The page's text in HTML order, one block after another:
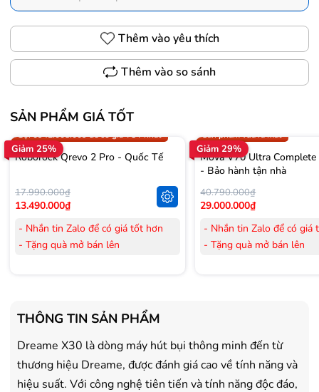
Thêm vào yêu thích
Thêm vào so sánh
SẢN PHẨM GIÁ TỐT
Giảm 25%
Trợ giá 300.000đ
Gọi 0942.008.009 để có giá TỐT nhất
Roborock Qrevo 2 Pro - Quốc Tế
17.990.000₫
13.490.000₫
- Nhắn tin Zalo để có giá tốt hơn
- Tặng quà mở bán lên
- Tặng Voucher trị giá
150.000đ
mua Máy lọc Không khí
- Cam kết hàng mới 100%.
- Lắp đặt, HDSD tại nhà nội thành
Hà Nội, Hồ Chí Minh
Giảm 29%
Sản phẩm vừa ra mắt
Mova V70 Ultra
- Bảo hành tận nhà
40.790.000₫
29.000.000₫
- Nhắn tin Zalo để có giá
- Tặng quà mở bán lên
- Cam kết hàng mới
- Lắp đặt, HDSD tại nhà
Hà Nội, Hồ Chí Minh
THÔNG TIN SẢN PHẨM
Dreame X30 là dòng máy hút bụi thông minh đến từ
thương hiệu Dreame, được đánh giá cao về tính năng và
hiệu suất. Với công nghệ tiên tiến và tính năng độc đáo,